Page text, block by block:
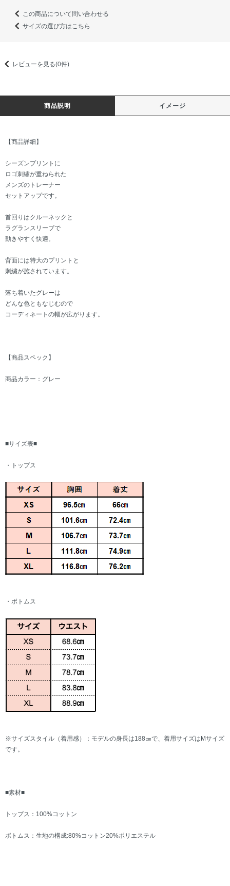
この商品について問い合わせる
サイズの選び方はこちら
レビューを見る(0件)
商品説明 イメージ
【商品詳細】
シーズンプリントに
ロゴ刺繍が重ねられた
メンズのトレーナー
セットアップです。
首回りはクルーネックと
ラグランスリーブで
動きやすく快適。
背面には特大のプリントと
刺繍が施されています。
落ち着いたグレーは
どんな色ともなじむので
コーディネートの幅が広がります。
【商品スペック】
商品カラー：グレー
■サイズ表■
・トップス
・ボトムス
※サイズスタイル（着用感）：モデルの身長は188㎝で、着用サイズはMサイズ
です。
■素材■
トップス：100%コットン
ボトムス：生地の構成:80%コットン20%ポリエステル